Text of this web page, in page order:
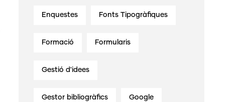
Enquestes Fonts Tipogràfiques
Formació Formularis
Gestió d'idees
Gestor bibliogràfics Google